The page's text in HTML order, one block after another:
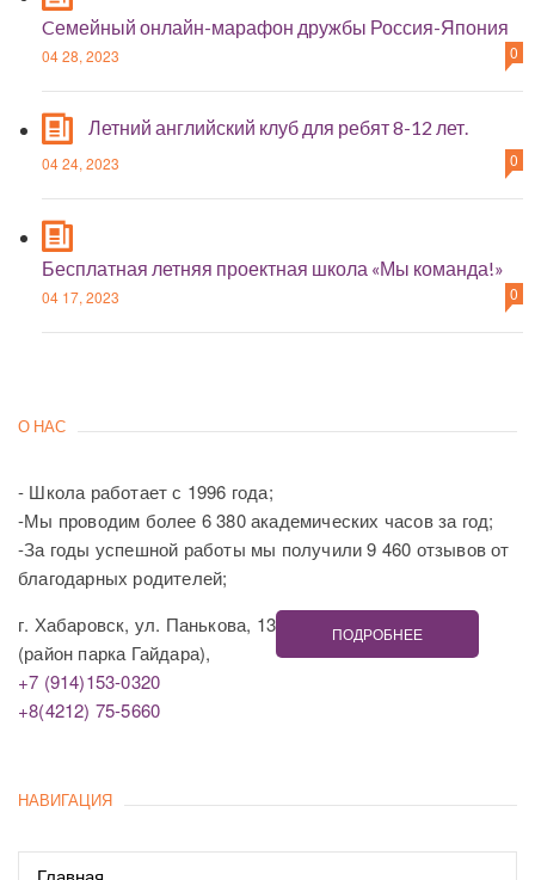
Cемейный онлайн-марафон дружбы Россия-Япония
04 28, 2023 0
Летний английский клуб для ребят 8-12 лет.
04 24, 2023 0
Бесплатная летняя проектная школа «Мы команда!»
04 17, 2023 0
О НАС
- Школа работает с 1996 года;
-Мы проводим более 6 380 академических часов за год;
-За годы успешной работы мы получили 9 460 отзывов от
благодарных родителей;
г. Хабаровск, ул. Панькова, 13
(район парка Гайдара),
+7 (914)153-0320
+8(4212) 75-5660
ПОДРОБНЕЕ
НАВИГАЦИЯ